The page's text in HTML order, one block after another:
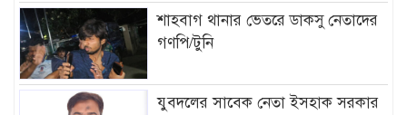
শাহবাগ থানার ভেতরে ডাকসু নেতাদের
গণপি/টুনি
যুবদলের সাবেক নেতা ইসহাক সরকার